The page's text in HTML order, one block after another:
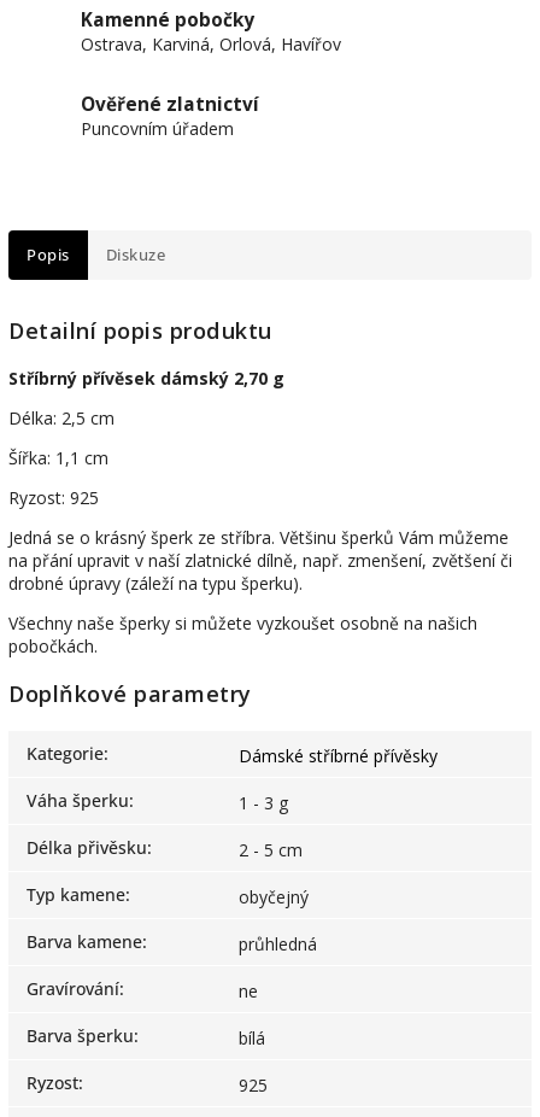
Kamenné pobočky
Ostrava, Karviná, Orlová, Havířov
Ověřené zlatnictví
Puncovním úřadem
Popis Diskuze
Detailní popis produktu
Stříbrný přívěsek dámský 2,70 g
Délka: 2,5 cm
Šířka: 1,1 cm
Ryzost: 925
Jedná se o krásný šperk ze stříbra. Většinu šperků Vám můžeme
na přání upravit v naší zlatnické dílně, např. zmenšení, zvětšení či
drobné úpravy (záleží na typu šperku).
Všechny naše šperky si můžete vyzkoušet osobně na našich
pobočkách.
Doplňkové parametry
Kategorie:
Dámské stříbrné přívěsky
Váha šperku:
1 - 3 g
Délka přivěsku:
2 - 5 cm
Typ kamene:
obyčejný
Barva kamene:
průhledná
Gravírování:
ne
Barva šperku:
bílá
Ryzost:
925